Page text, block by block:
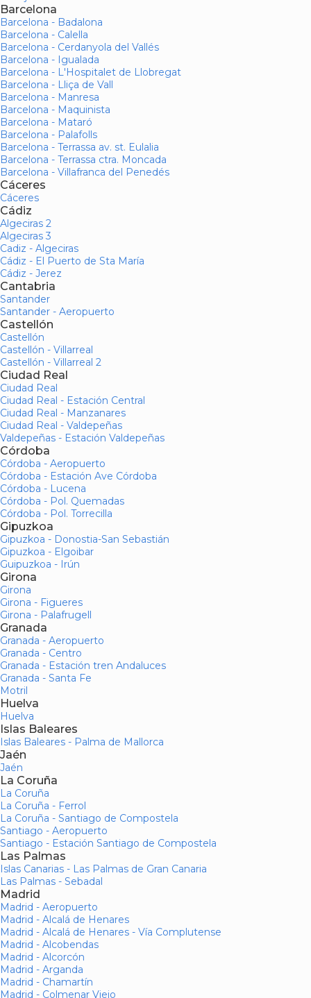
Barcelona
Barcelona - Badalona
Barcelona - Calella
Barcelona - Cerdanyola del Vallés
Barcelona - Igualada
Barcelona - L'Hospitalet de Llobregat
Barcelona - Lliça de Vall
Barcelona - Manresa
Barcelona - Maquinista
Barcelona - Mataró
Barcelona - Palafolls
Barcelona - Terrassa av. st. Eulalia
Barcelona - Terrassa ctra. Moncada
Barcelona - Villafranca del Penedés
Cáceres
Cáceres
Cádiz
Algeciras 2
Algeciras 3
Cadiz - Algeciras
Cádiz - El Puerto de Sta María
Cádiz - Jerez
Cantabria
Santander
Santander - Aeropuerto
Castellón
Castellón
Castellón - Villarreal
Castellón - Villarreal 2
Ciudad Real
Ciudad Real
Ciudad Real - Estación Central
Ciudad Real - Manzanares
Ciudad Real - Valdepeñas
Valdepeñas - Estación Valdepeñas
Córdoba
Córdoba - Aeropuerto
Córdoba - Estación Ave Córdoba
Córdoba - Lucena
Córdoba - Pol. Quemadas
Córdoba - Pol. Torrecilla
Gipuzkoa
Gipuzkoa - Donostia-San Sebastián
Gipuzkoa - Elgoibar
Guipuzkoa - Irún
Girona
Girona
Girona - Figueres
Girona - Palafrugell
Granada
Granada - Aeropuerto
Granada - Centro
Granada - Estación tren Andaluces
Granada - Santa Fe
Motril
Huelva
Huelva
Islas Baleares
Islas Baleares - Palma de Mallorca
Jaén
Jaén
La Coruña
La Coruña
La Coruña - Ferrol
La Coruña - Santiago de Compostela
Santiago - Aeropuerto
Santiago - Estación Santiago de Compostela
Las Palmas
Islas Canarias - Las Palmas de Gran Canaria
Las Palmas - Sebadal
Madrid
Madrid - Aeropuerto
Madrid - Alcalá de Henares
Madrid - Alcalá de Henares - Vía Complutense
Madrid - Alcobendas
Madrid - Alcorcón
Madrid - Arganda
Madrid - Chamartín
Madrid - Colmenar Viejo